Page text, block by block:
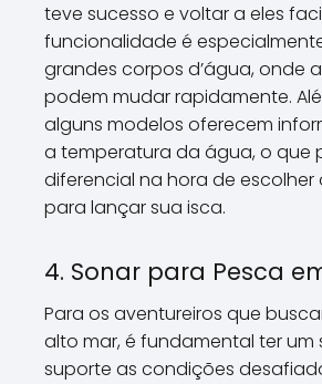
teve sucesso e voltar a eles
funcionalidade é
grandes corpos d’água, onde
podem mudar rapidamente.
alguns modelos oferecem
a temperatura da água, o que
diferencial na hora de escolher
para lançar sua isca.
4. Sonar para Pesca
Para os aventureiros que
alto mar, é fundamental ter um
suporte as condições